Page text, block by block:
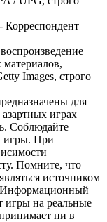
Корреспондент
Images, строго
для
играх
Соблюдайте
игры. При
Помните, что
источником
Информационный
игры на реальные
ни в